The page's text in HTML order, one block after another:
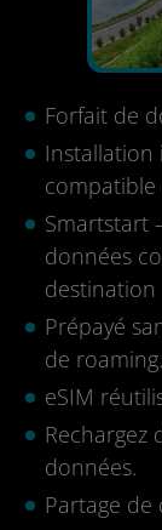
Forfait de
Installation
compatible
Smartstart
données
destination
Prépayé
de roaming.
eSIM
Rechargez
données.
Partage